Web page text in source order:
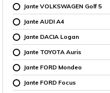
Jante VOLKSWAGEN Golf 5
Jante AUDI A4
Jante DACIA Logan
Jante TOYOTA Auris
Jante FORD Mondeo
Jante FORD Focus